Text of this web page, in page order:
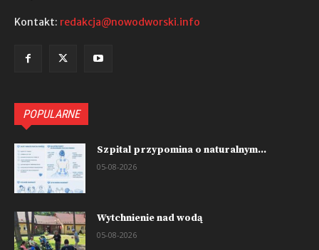
Kontakt: redakcja@nowodworski.info
POPULARNE
Szpital przypomina o naturalnym...
05-08-2026
Wytchnienie nad wodą
05-08-2026